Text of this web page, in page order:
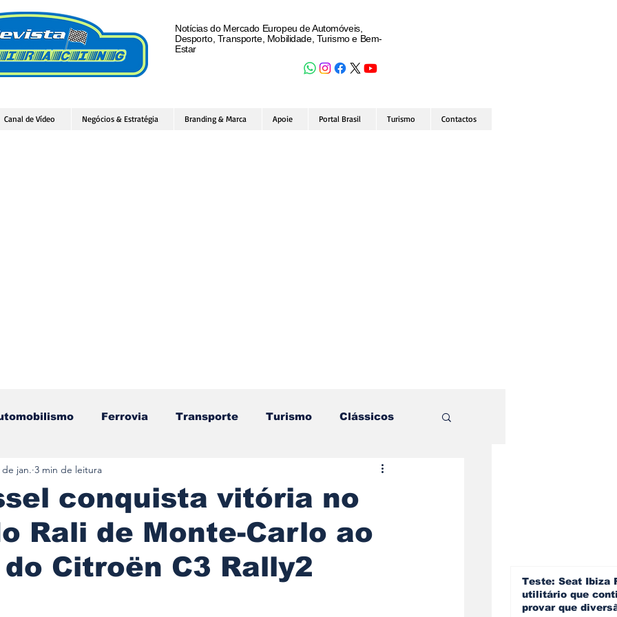
Notícias do Mercado Europeu de Automóveis,
Desporto, Transporte, Mobilidade, Turismo e Bem-
Estar
Canal de Vídeo Negócios & Estratégia Branding & Marca Apoie Portal Brasil Turismo Contactos
Ferrovia Transporte Turismo Clássicos
Motos Testes e Comparativos
Gastronomia Videojogos/Tecnologia
Logística
conquista vitória no
Rali de Monte-Carlo ao
Citroën C3 Rally2
de jan. 3 min de leitura
5 estrelas.
Teste: Seat Ibiza
utilitário que
provar que